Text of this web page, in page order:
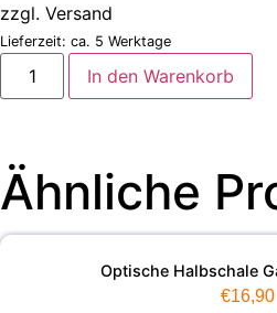
zzgl. Versand
Lieferzeit: ca. 5 Werktage
In den Warenkorb
Ähnliche
Optische Halbschale
€16,90